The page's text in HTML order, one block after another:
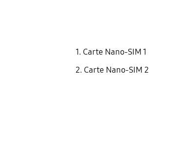
1. Carte Nano-SIM 1
2. Carte Nano-SIM 2